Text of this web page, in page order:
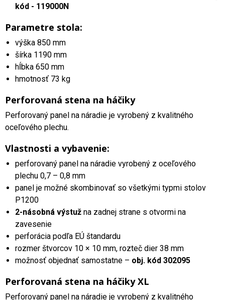
kód - 119000N
Parametre stola:
výška 850 mm
šírka 1190 mm
hĺbka 650 mm
hmotnosť 73 kg
Perforovaná stena na háčiky
Perforovaný panel na náradie je vyrobený z kvalitného
oceľového plechu.
Vlastnosti a vybavenie:
perforovaný panel na náradie vyrobený z oceľového
plechu 0,7 – 0,8 mm
panel je možné skombinovať so všetkými typmi stolov
P1200
2-násobná výstuž na zadnej strane s otvormi na
zavesenie
perforácia podľa EÚ štandardu
rozmer štvorcov 10 × 10 mm, rozteč dier 38 mm
možnosť objednať samostatne – obj. kód 302095
Perforovaná stena na háčiky XL
Perforovaný panel na náradie je vyrobený z kvalitného